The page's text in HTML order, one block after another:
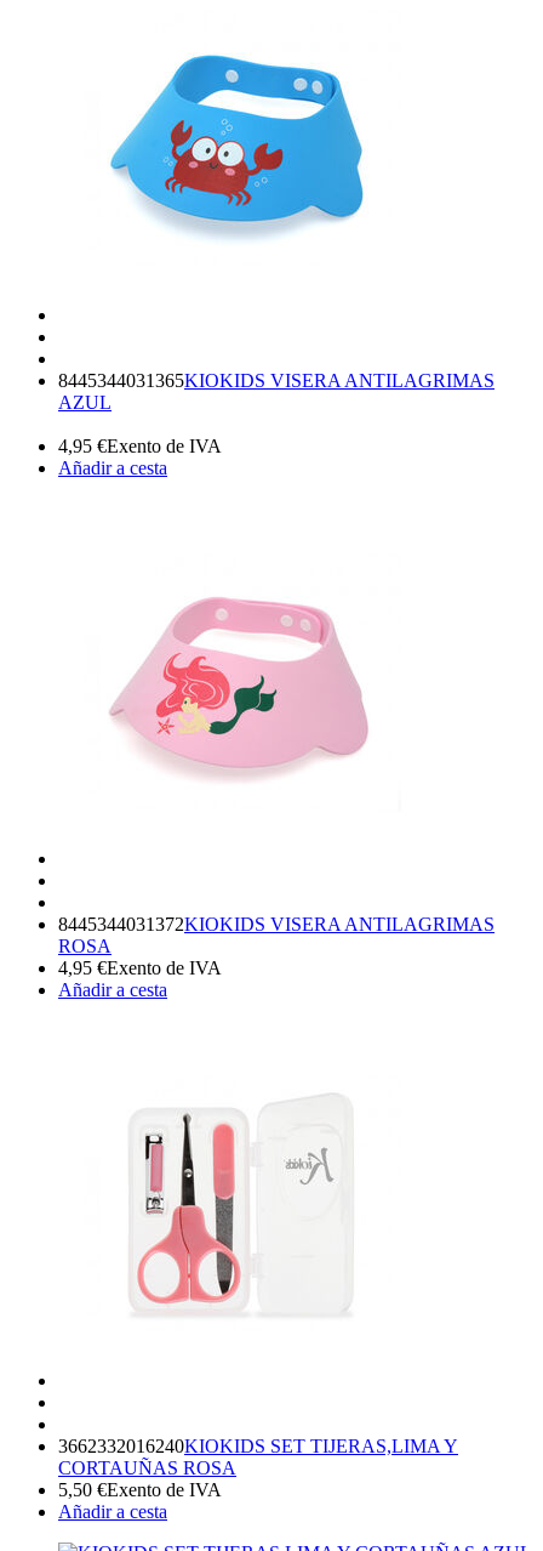
8445344031365KIOKIDS VISERA ANTILAGRIMAS
AZUL
4,95 €Exento de IVA
Añadir a cesta
8445344031372KIOKIDS VISERA ANTILAGRIMAS
ROSA
4,95 €Exento de IVA
Añadir a cesta
3662332016240KIOKIDS SET TIJERAS,LIMA Y
CORTAUÑAS ROSA
5,50 €Exento de IVA
Añadir a cesta